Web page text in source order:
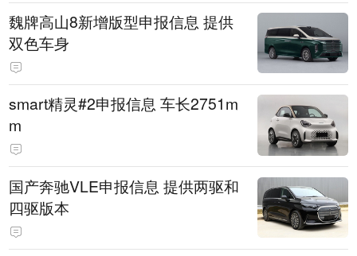
魏牌高山8新增版型申报信息 提供
双色车身
smart精灵#2申报信息 车长2751m
m
国产奔驰VLE申报信息 提供两驱和
四驱版本